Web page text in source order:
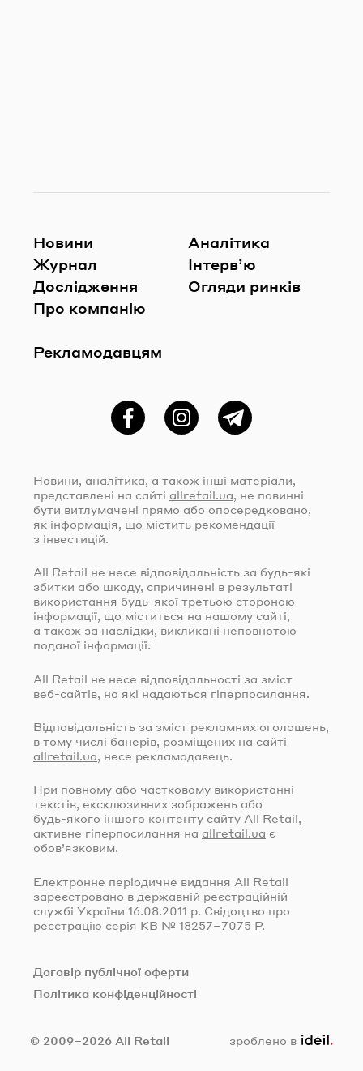
Новини
Журнал
Дослідження
Про компанію
Рекламодавцям
Аналітика
Інтерв’ю
Огляди ринків
ФейсбукInstagramTelegram
Новини, аналітика, а також інші матеріали,
представлені на сайті allretail.ua, не повинні
бути витлумачені прямо або опосередковано,
як інформація, що містить рекомендації
з інвестицій.
All Retail не несе відповідальність за будь-які
збитки або шкоду, спричинені в результаті
використання будь-якої третьою стороною
інформації, що міститься на нашому сайті,
а також за наслідки, викликані неповнотою
поданої інформації.
All Retail не несе відповідальності за зміст
веб-сайтів, на які надаються гіперпосилання.
Відповідальність за зміст рекламних оголошень,
в тому числі банерів, розміщених на сайті
allretail.ua, несе рекламодавець.
При повному або частковому використанні
текстів, ексклюзивних зображень або
будь-якого іншого контенту сайту All Retail,
активне гіперпосилання на allretail.ua є
обов’язковим.
Електронне періодичне видання All Retail
зареєстровано в державній реєстраційній
службі України 16.08.2011 р. Свідоцтво про
реєстрацію серія КВ № 18257–7075 Р.
Договір публічної оферти
Політика конфіденційності
© 2009–2026 All Retail зроблено в ideil.